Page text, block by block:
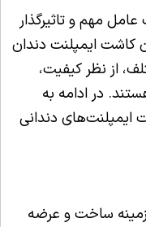
مهم و تاثیرگذار
کاشت ایمپلنت دندان
از نظر کیفیت،
در ادامه به
ایمپلنت‌های دندانی
زمینه ساخت و عرضه